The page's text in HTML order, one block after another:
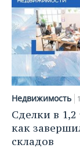
Недвижимость
Сделки в
как
складов